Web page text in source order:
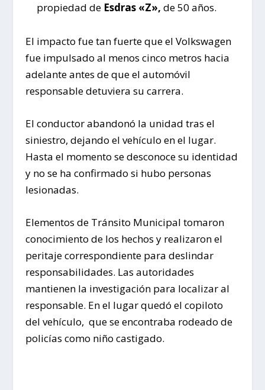
propiedad de Esdras «Z», de 50 años.
El impacto fue tan fuerte que el Volkswagen
fue impulsado al menos cinco metros hacia
adelante antes de que el automóvil
responsable detuviera su carrera.
El conductor abandonó la unidad tras el
siniestro, dejando el vehículo en el lugar.
Hasta el momento se desconoce su identidad
y no se ha confirmado si hubo personas
lesionadas.
Elementos de Tránsito Municipal tomaron
conocimiento de los hechos y realizaron el
peritaje correspondiente para deslindar
responsabilidades. Las autoridades
mantienen la investigación para localizar al
responsable. En el lugar quedó el copiloto
del vehículo, que se encontraba rodeado de
policías como niño castigado.